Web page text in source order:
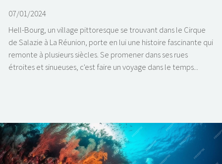
07/01/2024
Hell-Bourg, un village pittoresque se trouvant dans le Cirque
de Salazie à La Réunion, porte en lui une histoire fascinante qui
remonte à plusieurs siècles. Se promener dans ses rues
étroites et sinueuses, c'est faire un voyage dans le temps...